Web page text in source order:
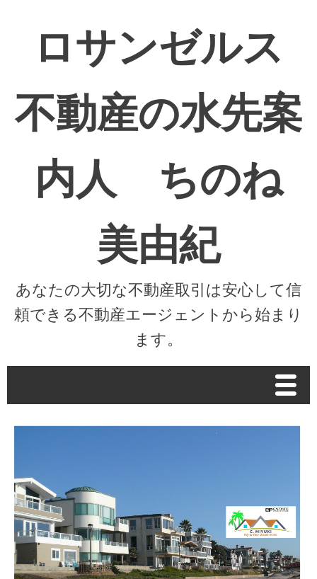
ロサンゼルス
不動産の水先案
内人 ちのね
美由紀
あなたの大切な不動産取引は安心して信
頼できる不動産エージェントから始まり
ます。
Menu
市場データ
Market Intelligence Report
不動産関連の税法/レントコントロール